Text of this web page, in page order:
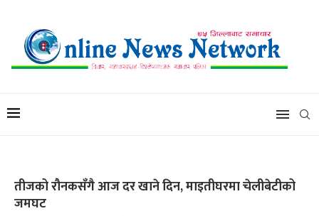
तीजको रौनकसँगै आज दर खाने दिन, माइतीघरमा चेलीबेटीको
जमघट